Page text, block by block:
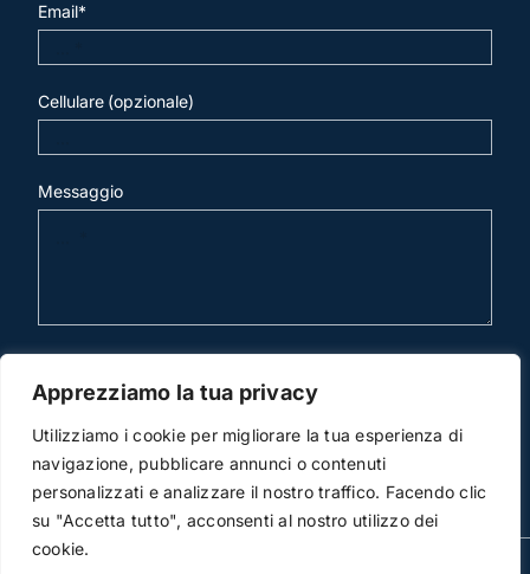
Apprezziamo la tua privacy
Utilizziamo i cookie per migliorare la tua esperienza di
navigazione, pubblicare annunci o contenuti
personalizzati e analizzare il nostro traffico. Facendo clic
su "Accetta tutto", acconsenti al nostro utilizzo dei
cookie.
Email*
Cellulare (opzionale)
Messaggio
invia mail